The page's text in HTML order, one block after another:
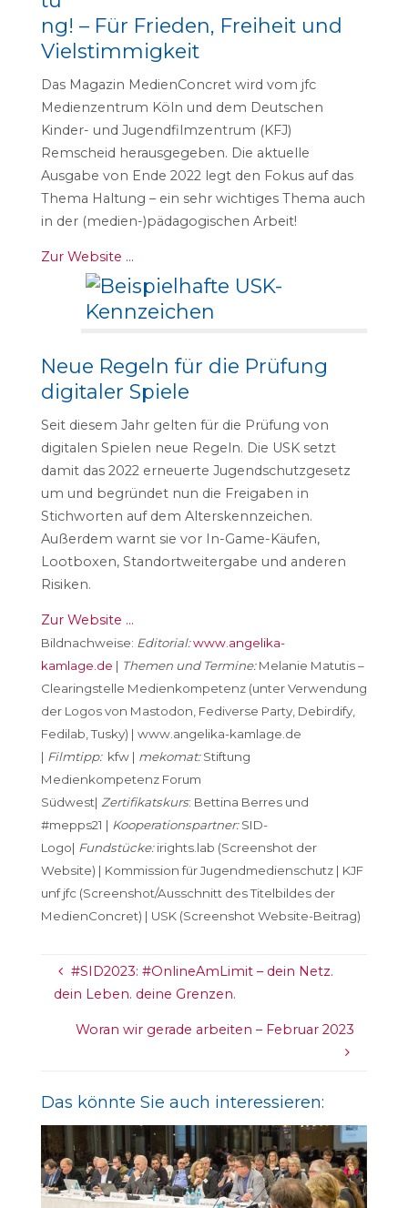
ng! – Für Frieden, Freiheit und
Vielstimmigkeit
Das Magazin MedienConcret wird vom jfc
Medienzentrum Köln und dem Deutschen
Kinder- und Jugendfilmzentrum (KFJ)
Remscheid herausgegeben. Die aktuelle
Ausgabe von Ende 2022 legt den Fokus auf das
Thema Haltung – ein sehr wichtiges Thema auch
in der (medien-)pädagogischen Arbeit!
Zur Website …
Neue Regeln für die Prüfung
digitaler Spiele
Seit diesem Jahr gelten für die Prüfung von
digitalen Spielen neue Regeln. Die USK setzt
damit das 2022 erneuerte Jugendschutzgesetz
um und begründet nun die Freigaben in
Stichworten auf dem Alterskennzeichen.
Außerdem warnt sie vor In-Game-Käufen,
Lootboxen, Standortweitergabe und anderen
Risiken.
Zur Website …
Bildnachweise: Editorial: www.angelika-
kamlage.de | Themen und Termine:Melanie Matutis –
Clearingstelle Medienkompetenz (unter Verwendung
der Logos von Mastodon, Fediverse Party, Debirdify,
Fedilab, Tusky) | www.angelika-kamlage.de
| Filmtipp: kfw | mekomat:Stiftung
Medienkompetenz Forum
Südwest| Zertifikatskurs: Bettina Berres und
#mepps21 | Kooperationspartner:SID-
Logo| Fundstücke:irights.lab (Screenshot der
Website) | Kommission für Jugendmedienschutz | KJF
unf jfc (Screenshot/Ausschnitt des Titelbildes der
MedienConcret) | USK (Screenshot Website-Beitrag)
#SID2023: #OnlineAmLimit – dein Netz.
dein Leben. deine Grenzen.
Woran wir gerade arbeiten – Februar 2023
Das könnte Sie auch interessieren: